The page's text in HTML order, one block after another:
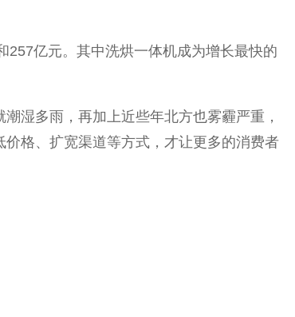
亿元。其中洗烘一体机成为增长最快的
湿多雨，再加上近些年北方也雾霾严重，
格、扩宽渠道等方式，才让更多的消费者